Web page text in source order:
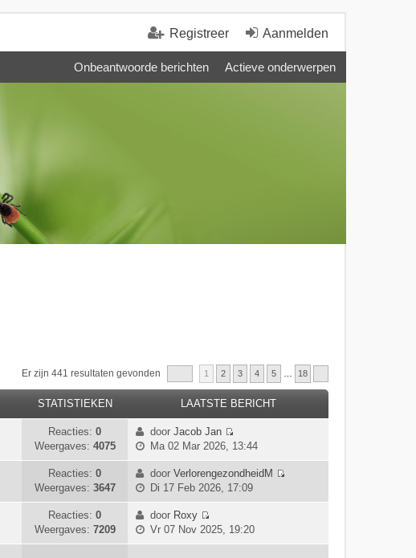
Aanmelden
Registreer
Onbeantwoorde berichten Actieve onderwerpen
Er zijn 441 resultaten gevonden 1 2 3 4 5 18
STATISTIEKEN LAATSTE BERICHT
Reacties: 0
Weergaves: 4075
door Jacob Jan
B
k
i
j
l
a
Ma 02 Mar 2026, 13:44
Reacties: 0
Weergaves: 3647
door VerlorengezondheidM
j
Di 17 Feb 2026, 17:09
Reacties: 0
Weergaves: 7209
door Roxy
B
Vr 07 Nov 2025, 19:20